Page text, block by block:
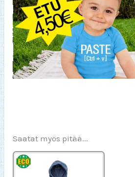
Saatat myös pitää...